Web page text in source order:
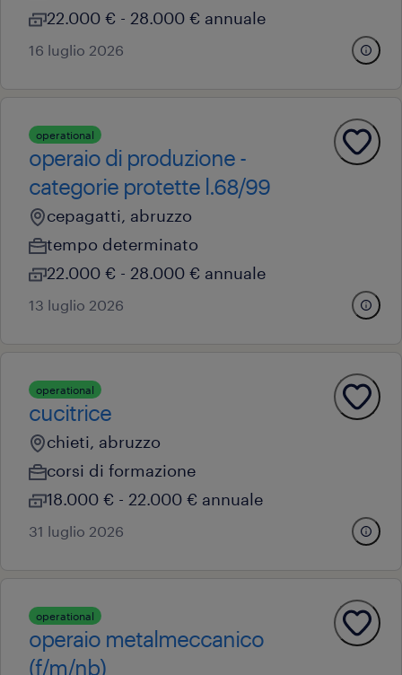
22.000 € - 28.000 € annuale
16 luglio 2026
operational
operaio di produzione -
categorie protette l.68/99
cepagatti, abruzzo
tempo determinato
22.000 € - 28.000 € annuale
13 luglio 2026
operational
cucitrice
chieti, abruzzo
corsi di formazione
18.000 € - 22.000 € annuale
31 luglio 2026
operational
operaio metalmeccanico
(f/m/nb)